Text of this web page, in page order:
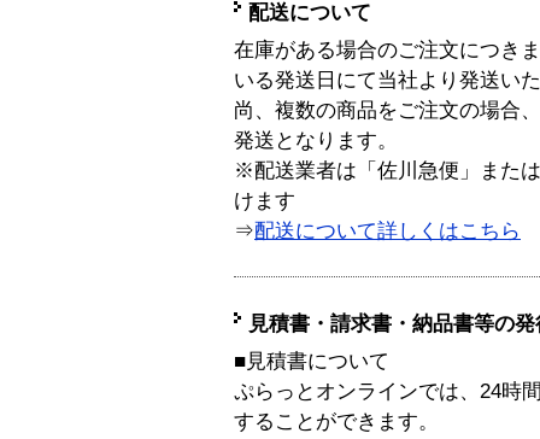
配送について
在庫がある場合のご注文につき
いる発送日にて当社より発送い
尚、複数の商品をご注文の場合
発送となります。
※配送業者は「佐川急便」また
けます
⇒配送について詳しくはこちら
見積書・請求書・納品書等の
■見積書について
ぷらっとオンラインでは、24時
することができます。